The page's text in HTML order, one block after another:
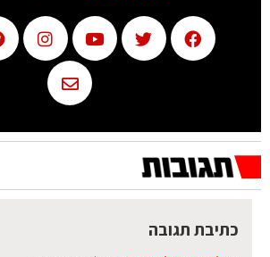
כתיבת תגובה